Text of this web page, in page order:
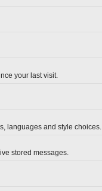
your last visit.
languages and style choices.
stored messages.